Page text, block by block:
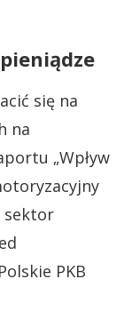
się na
na
„Wpływ
sektor
PKB